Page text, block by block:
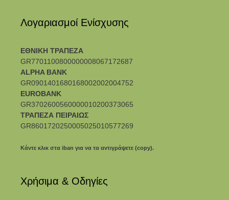
Λογαριασμοί Ενίσχυσης
ΕΘΝΙΚΗ ΤΡΑΠΕΖΑ
GR7701100800000008067172687
ALPHA BANK
GR0901401680168002002004752
EUROBANK
GR3702600560000010200373065
ΤΡΑΠΕΖΑ ΠΕΙΡΑΙΩΣ
GR8601720250005025010577269
Κάντε κλικ στα iban για να τα αντιγράψετε (copy).
Χρήσιμα & Οδηγίες